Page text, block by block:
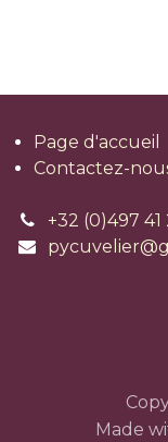
Page d'accueil
Contactez-
+32 (0)497 41
Made